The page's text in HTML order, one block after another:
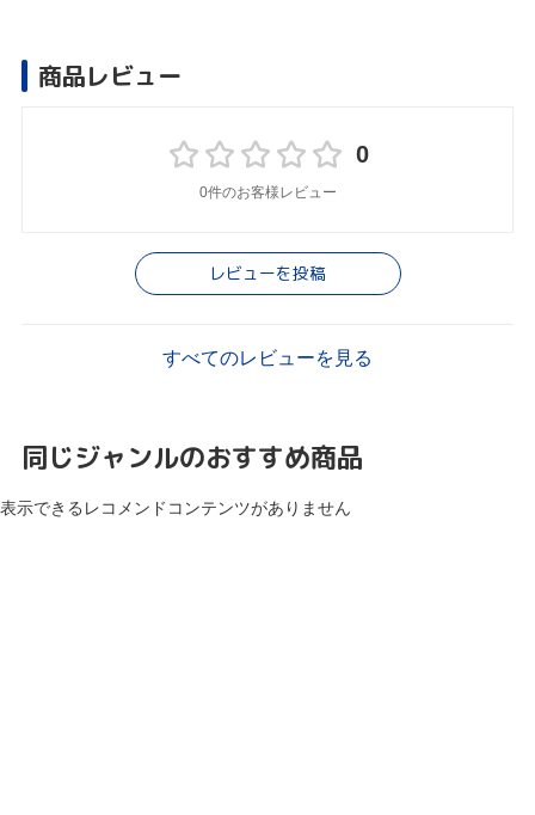
商品レビュー
0
0件のお客様レビュー
レビューを投稿
すべてのレビューを見る
同じジャンルのおすすめ商品
表示できるレコメンドコンテンツがありません